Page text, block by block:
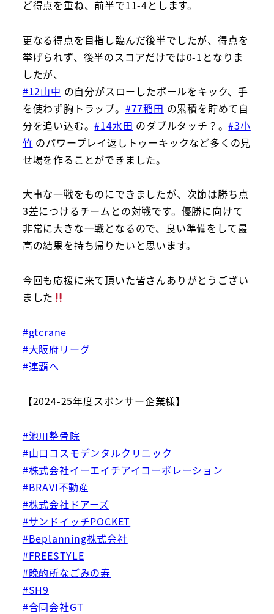
ど得点を重ね、前半で11-4とします。
更なる得点を目指し臨んだ後半でしたが、得点を
挙げられず、後半のスコアだけでは0-1となりま
したが、
#12山中 の自分がスローしたボールをキック、手
を使わず胸トラップ。 #77稲田 の累積を貯めて自
分を追い込む。#14水田 のダブルタッチ？。#3小
竹 のパワープレイ返しトゥーキックなど多くの見
せ場を作ることができました。
大事な一戦をものにできましたが、次節は勝ち点
3差につけるチームとの対戦です。優勝に向けて
非常に大きな一戦となるので、良い準備をして最
高の結果を持ち帰りたいと思います。
今回も応援に来て頂いた皆さんありがとうござい
ました
#gtcrane
#大阪府リーグ
#連覇へ
【2024-25年度スポンサー企業様】
#池川整骨院
#山口コスモデンタルクリニック
#株式会社イーエイチアイコーポレーション
#BRAVI不動産
#株式会社ドアーズ
#サンドイッチPOCKET
#Beplanning株式会社
#FREESTYLE
#晩酌所なごみの寿
#SH9
#合同会社GT